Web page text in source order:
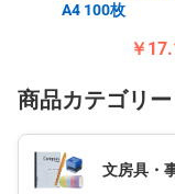
A4 100枚
￥
商品カテゴリー
文房具・